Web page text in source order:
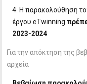
Η παρακολούθηση
έργου eTwinning
2023-2024
Για την απόκτηση της
αρχεία